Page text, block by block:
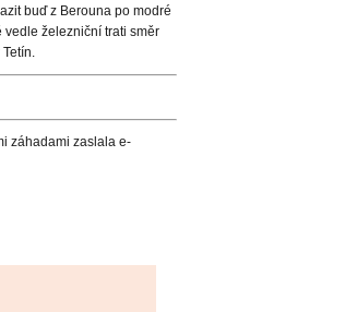
buď z Berouna po modré
železniční trati směr
záhadami zaslala e-